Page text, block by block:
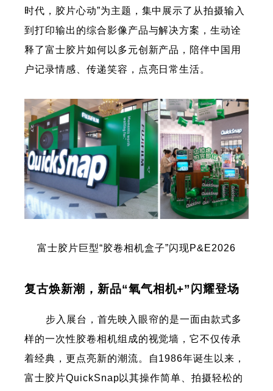
时代，胶片心动”为主题，集中展示了从拍摄输入
到打印输出的综合影像产品与解决方案，生动诠
释了富士胶片如何以多元创新产品，陪伴中国用
户记录情感、传递笑容，点亮日常生活。
富士胶片巨型“胶卷相机盒子”闪现P&E2026
复古焕新潮，新品“氧气相机+”闪耀登场
步入展台，首先映入眼帘的是一面由款式多
样的一次性胶卷相机组成的视觉墙，它不仅传承
着经典，更点亮新的潮流。自1986年诞生以来，
富士胶片QuickSnap以其操作简单、拍摄轻松的